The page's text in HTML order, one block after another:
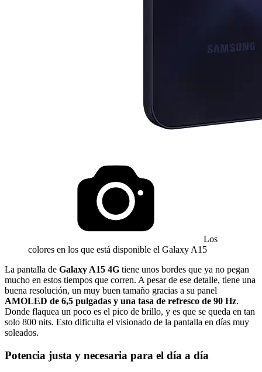
Los
colores en los que está disponible el Galaxy A15
La pantalla de Galaxy A15 4G tiene unos bordes que ya no pegan
mucho en estos tiempos que corren. A pesar de ese detalle, tiene una
buena resolución, un muy buen tamaño gracias a su panel
AMOLED de 6,5 pulgadas y una tasa de refresco de 90 Hz.
Donde flaquea un poco es el pico de brillo, y es que se queda en tan
solo 800 nits. Esto dificulta el visionado de la pantalla en días muy
soleados.
Potencia justa y necesaria para el día a día